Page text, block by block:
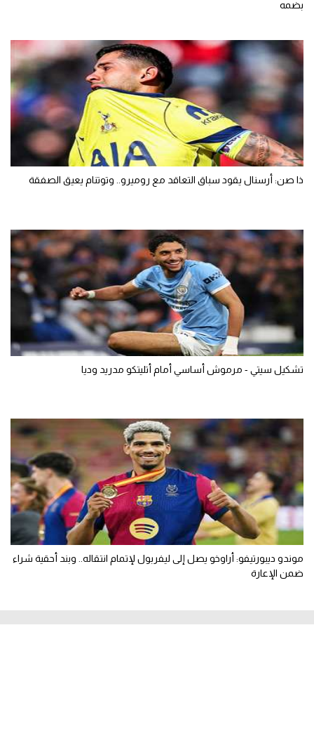
بضمه
ذا صن: أرسنال يقود سباق التعاقد مع روميرو.. وتوتنام يعيق الصفقة
تشكيل سيتي - مرموش أساسي أمام أتليتكو مدريد وديا
موندو ديبورتيفو: أراوخو يصل إلى ليفربول لإتمام انتقاله.. وبند أحقية شراء
ضمن الإعارة